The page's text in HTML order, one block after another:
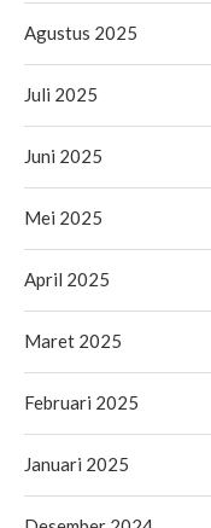
Agustus 2025
Juli 2025
Juni 2025
Mei 2025
April 2025
Maret 2025
Februari 2025
Januari 2025